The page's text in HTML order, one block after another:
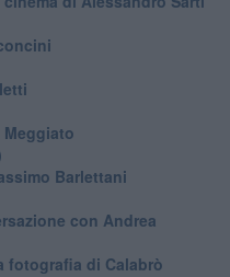
Meggiato
Barlettani
con Andrea
fotografia di Calabrò